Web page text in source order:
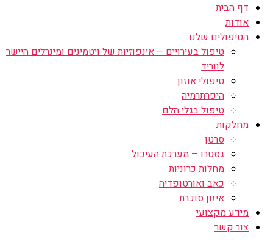
דף הבית
אודות
הטיפולים שלנו
טיפול בעירויים – אינפוזיות של ויטמינים ומינרלים היישר
לווריד
טיפולי אוזון
היפרתרמיה
טיפול בגלי הלם
מחלקות
סרטן
גסטרו – מערכת העיכול
מחלות כרוניות
כאב ואורטופדיה
איזון סוכרת
מידע מקצועי
צור קשר